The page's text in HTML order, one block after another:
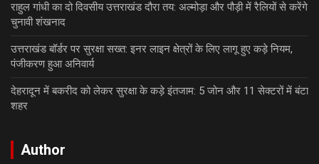
राहुल गांधी का दो दिवसीय उत्तराखंड दौरा तय: अल्मोड़ा और पौड़ी में रैलियों से करेंगे
चुनावी शंखनाद
उत्तराखंड बॉर्डर पर सुरक्षा सख्त: इनर लाइन क्षेत्रों के लिए लागू हुए कड़े नियम,
पंजीकरण हुआ अनिवार्य
देहरादून में बकरीद को लेकर सुरक्षा के कड़े इंतजाम: 5 जोन और 11 सेक्टरों में बंटा
शहर
Author